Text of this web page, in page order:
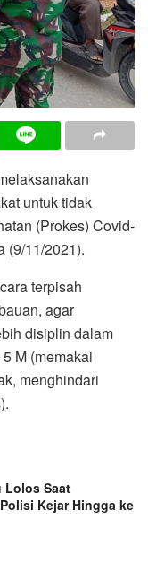
untuk tidak
(Prokes) Covid-
(9/11/2021).
terpisah
agar
disiplin dalam
M (memakai
menghindari
Lolos Saat
Kejar Hingga ke